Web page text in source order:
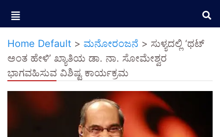
Home Default > ಮನೋರಂಜನೆ > ಸುಳ್ಯದಲ್ಲಿ ‘ಥಟ್
ಅಂತ ಹೇಳಿ’ ಖ್ಯಾತಿಯ ಡಾ. ನಾ. ಸೋಮೇಶ್ವರ
ಭಾಗವಹಿಸುವ ವಿಶಿಷ್ಟ ಕಾರ್ಯಕ್ರಮ